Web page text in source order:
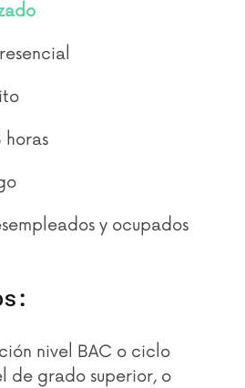
horas
y ocupados
nivel BAC o ciclo
de grado superior, o